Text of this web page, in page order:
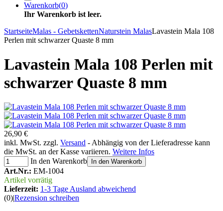
Warenkorb(0)
Ihr Warenkorb ist leer.
StartseiteMalas - GebetskettenNaturstein MalasLavastein Mala 108
Perlen mit schwarzer Quaste 8 mm
Lavastein Mala 108 Perlen mit
schwarzer Quaste 8 mm
26,90 €
inkl. MwSt. zzgl. Versand - Abhängig von der Lieferadresse kann
die MwSt. an der Kasse variieren. Weitere Infos
In den Warenkorb
In den Warenkorb
Art.Nr.: EM-1004
Artikel vorrätig
Lieferzeit: 1-3 Tage Ausland abweichend
(0)|Rezension schreiben